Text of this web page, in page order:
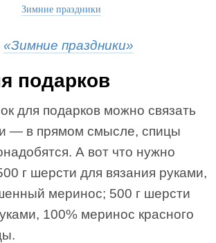
Зимние праздники
«Зимние праздники»
подарков
для подарков можно связать
— в прямом смысле, спицы
А вот что нужно
г шерсти для вязания руками,
меринос; 500 г шерсти
100% меринос красного